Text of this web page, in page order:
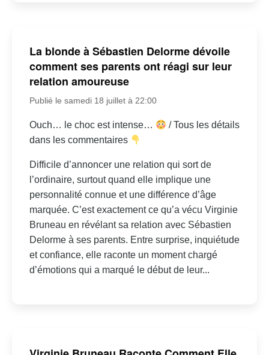
La blonde à Sébastien Delorme dévoile
comment ses parents ont réagi sur leur
relation amoureuse
Publié le samedi 18 juillet à 22:00
Ouch… le choc est intense…
/ Tous les détails
dans les commentaires
Difficile d’annoncer une relation qui sort de
l’ordinaire, surtout quand elle implique une
personnalité connue et une différence d’âge
marquée. C’est exactement ce qu’a vécu Virginie
Bruneau en révélant sa relation avec Sébastien
Delorme à ses parents. Entre surprise, inquiétude
et confiance, elle raconte un moment chargé
d’émotions qui a marqué le début de leur...